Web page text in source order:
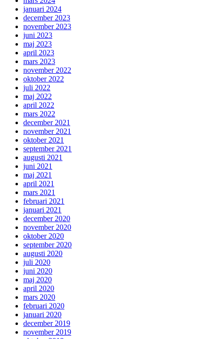
januari 2024
december 2023
november 2023
juni 2023
maj 2023
april 2023
mars 2023
november 2022
oktober 2022
juli 2022
maj 2022
april 2022
mars 2022
december 2021
november 2021
oktober 2021
september 2021
augusti 2021
juni 2021
maj 2021
april 2021
mars 2021
februari 2021
januari 2021
december 2020
november 2020
oktober 2020
september 2020
augusti 2020
juli 2020
juni 2020
maj 2020
april 2020
mars 2020
februari 2020
januari 2020
december 2019
november 2019